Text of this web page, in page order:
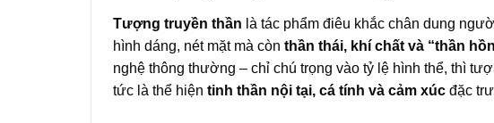
Tượng truyền thần là tác phẩm điêu khắc chân dung
hình dáng, nét mặt mà còn thần thái, khí chất và “thần
nghệ thông thường – chỉ chú trọng vào tỷ lệ hình thể, thì
tức là thể hiện tinh thần nội tại, cá tính và cảm xúc đặc